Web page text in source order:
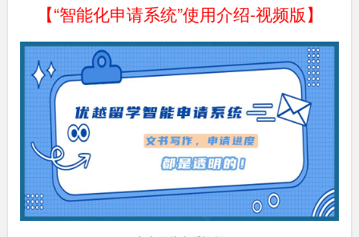
【“智能化申请系统”使用介绍-视频版】